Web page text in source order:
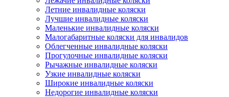
Летние инвалидные коляски
Лучшие инвалидные коляски
Маленькие инвалидные коляски
Малогабаритные коляски для инвалидов
Облегченные инвалидные коляски
Прогулочные инвалидные коляски
Рычажные инвалидные коляски
Узкие инвалидные коляски
Широкие инвалидные коляски
Недорогие инвалидные коляски